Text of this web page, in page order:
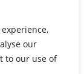
our
to our use of